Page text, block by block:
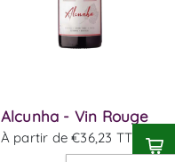
Alcunha - Vin Rouge
À partir de €36,23 TTC